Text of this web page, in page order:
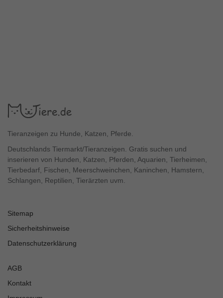
Tieranzeigen zu Hunde, Katzen, Pferde.
Deutschlands Tiermarkt/Tieranzeigen. Gratis suchen und
inserieren von Hunden, Katzen, Pferden, Aquarien, Tierheimen,
Tierbedarf, Fischen, Meerschweinchen, Kaninchen, Hamstern,
Schlangen, Reptilien, Tierärzten uvm.
Sitemap
Sicherheitshinweise
Datenschutzerklärung
AGB
Kontakt